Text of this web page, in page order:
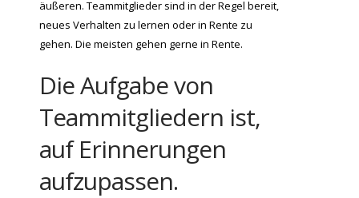
äußeren. Teammitglieder sind in der Regel bereit,
neues Verhalten zu lernen oder in Rente zu
gehen. Die meisten gehen gerne in Rente.
Die Aufgabe von
Teammitgliedern ist,
auf Erinnerungen
aufzupassen.